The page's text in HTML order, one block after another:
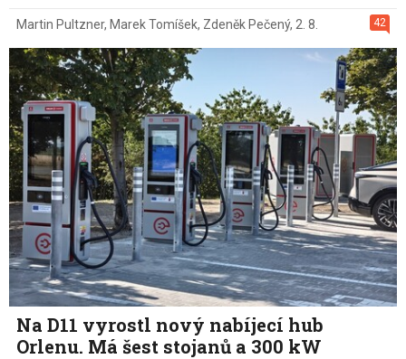
42
Martin Pultzner, Marek Tomíšek, Zdeněk Pečený, 2. 8.
Na D11 vyrostl nový nabíjecí hub
Orlenu. Má šest stojanů a 300 kW